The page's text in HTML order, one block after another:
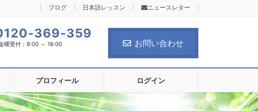
ブログ 日本語レッスン ニュースレター
369-359
曜受付：9:00 ～ 18:00 お問い合わせ
プロフィール ログイン